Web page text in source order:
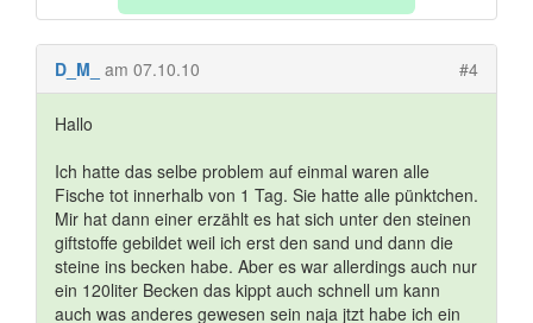
D_M_ am 07.10.10 #4
Hallo
Ich hatte das selbe problem auf einmal waren alle
Fische tot innerhalb von 1 Tag. Sie hatte alle pünktchen.
Mir hat dann einer erzählt es hat sich unter den steinen
giftstoffe gebildet weil ich erst den sand und dann die
steine ins becken habe. Aber es war allerdings auch nur
ein 120liter Becken das kippt auch schnell um kann
auch was anderes gewesen sein naja jtzt habe ich ein